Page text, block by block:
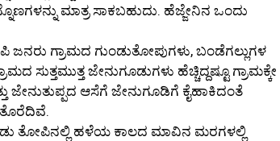
ಮಾತ್ರ ಸಾಕಬಹುದು. ಹೆಜ್ಜೇನಿನ ಒಂದು
ಗ್ರಾಮದ ಗುಂಡುತೋಪುಗಳು, ಬಂಡೆಗಲ್ಲುಗಳ
ಸುತ್ತಮುತ್ತ ಜೇನುಗೂಡುಗಳು ಹೆಚ್ಚಿದ್ದಷ್ಟೂ ಗ್ರಾಮಕ್ಕೇ
ಆಸೆಗೆ ಜೇನುಗೂಡಿಗೆ ಕೈಹಾಕಿದಂತೆ
ತೋಪಿನಲ್ಲಿ ಹಳೆಯ ಕಾಲದ ಮಾವಿನ ಮರಗಳಲ್ಲಿ